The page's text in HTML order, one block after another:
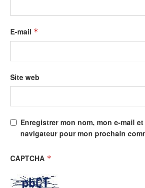
E-mail *
Site web
Enregistrer mon nom, mon e-mail
navigateur pour mon prochain
CAPTCHA *